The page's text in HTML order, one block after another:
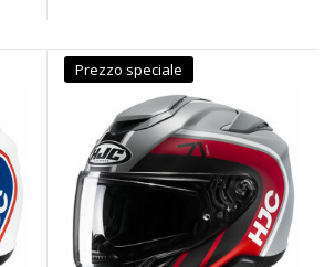
Prezzo speciale